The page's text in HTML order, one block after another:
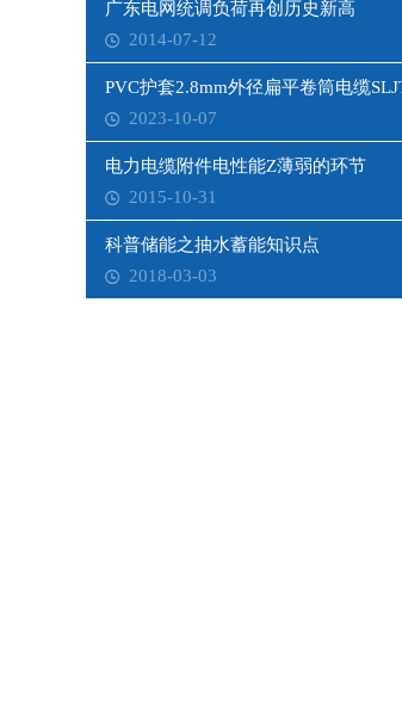
广东电网统调负荷再创历史新高
2014-07-12
PVC护套2.8mm外径扁平卷筒电缆
2023-10-07
电力电缆附件电性能Z薄弱的环节
2015-10-31
科普储能之抽水蓄能知识点
2018-03-03